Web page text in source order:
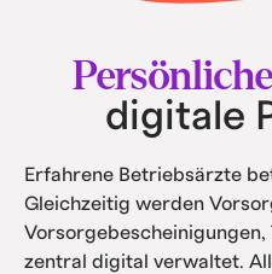
und Service.
digitale
Erfahrene Betriebsärzte
Gleichzeitig werden
zentral digital verwaltet.